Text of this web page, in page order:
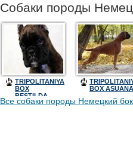
Собаки породы
TRIPOLITANIYA
BOX
BESTILDA
BOX ASUANA
Все собаки породы Немецкий